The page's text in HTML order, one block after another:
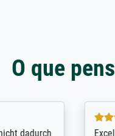
O que
5 / 5
Excellent / Highly